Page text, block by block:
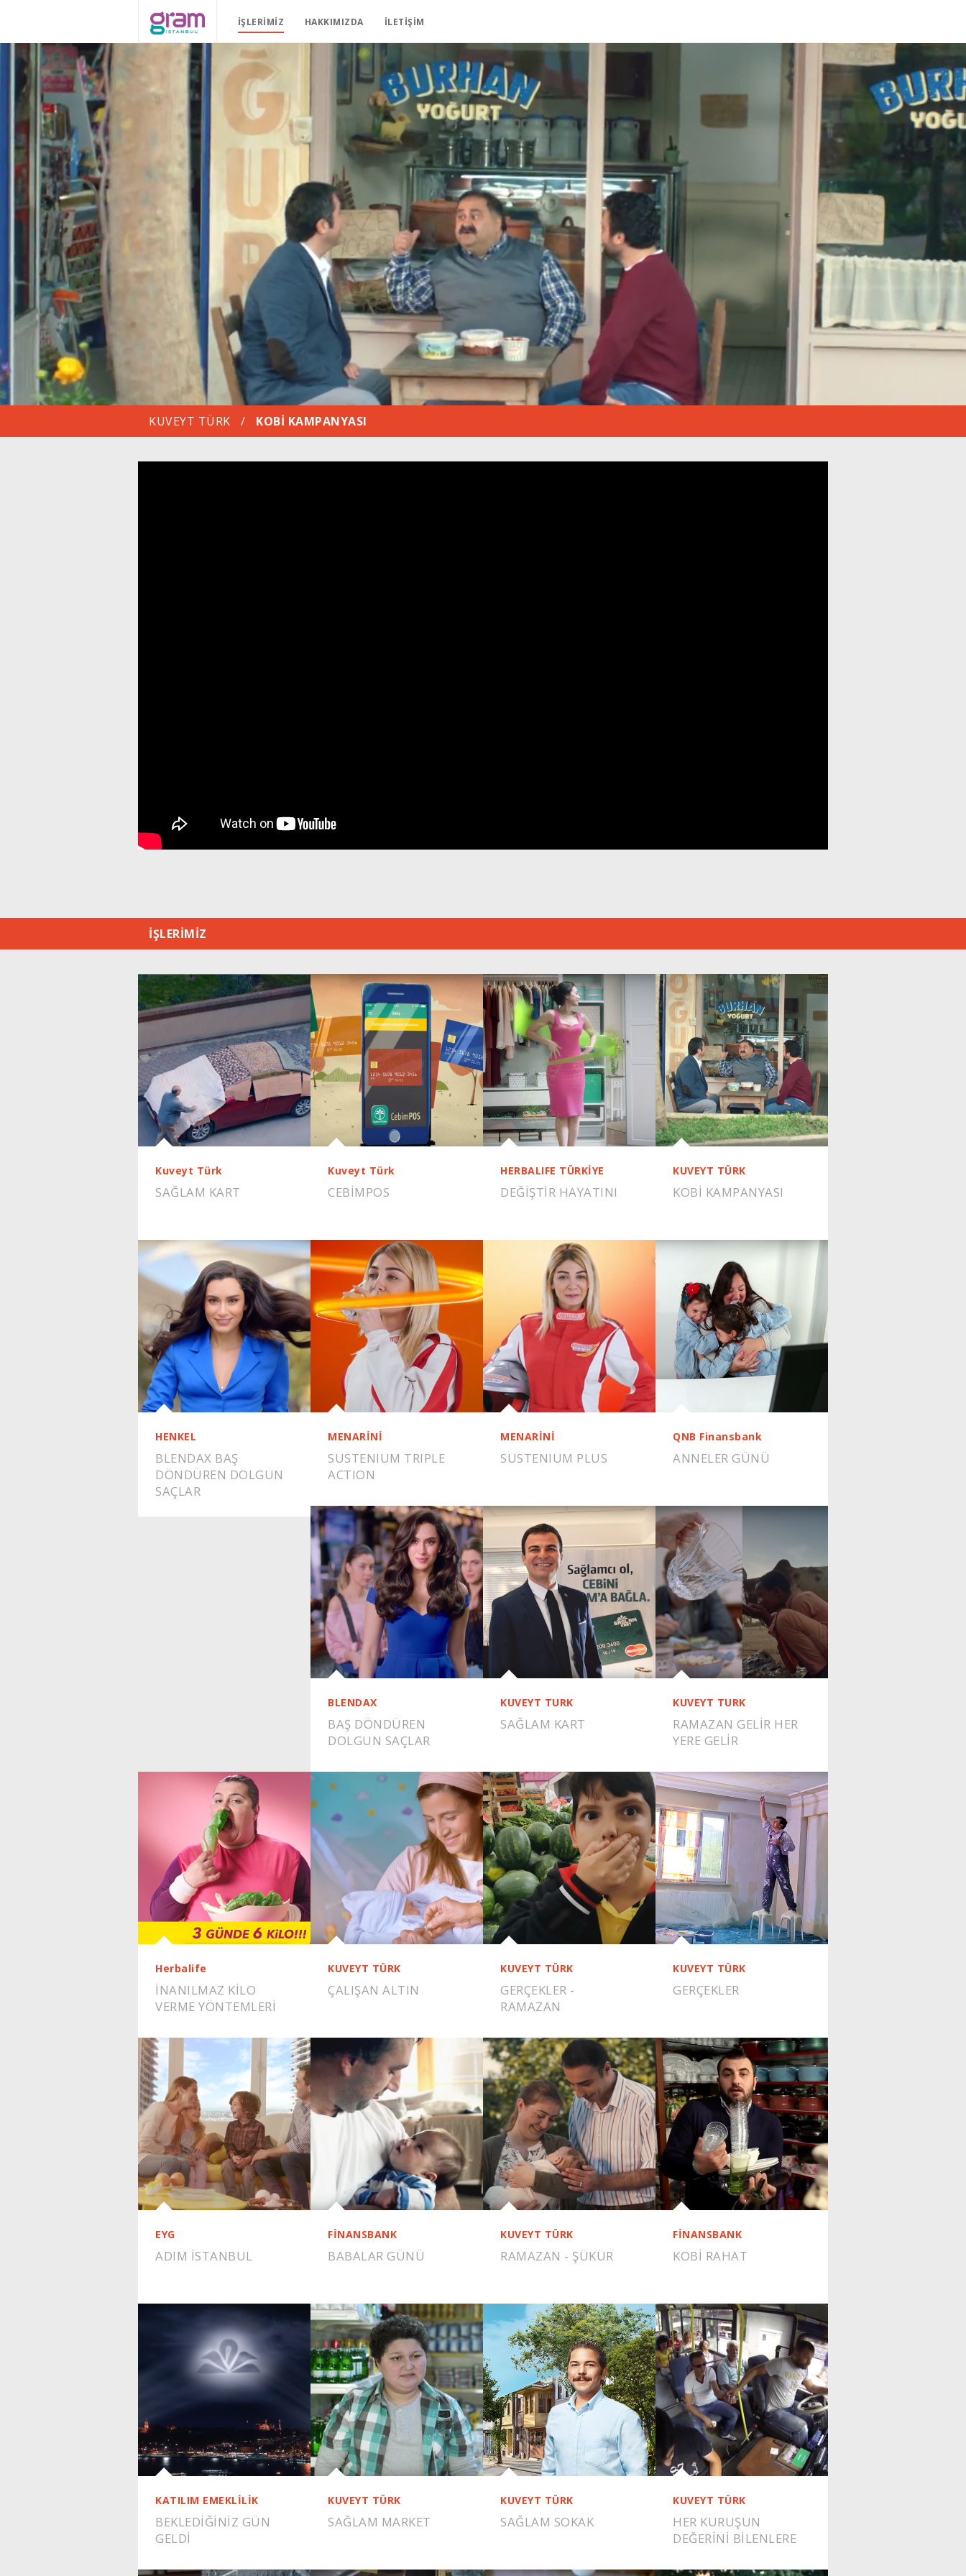
İŞLERIMIZ HAKKIMIZDA İLETIŞIM
KUVEYT TÜRK / KOBİ KAMPANYASI
İŞLERİMİZ
Kuveyt Türk
SAĞLAM KART
Kuveyt Türk
CEBIMPOS
HERBALIFE TÜRKİYE
DEĞİŞTİR HAYATINI
KUVEYT TÜRK
KOBİ KAMPANYASI
HENKEL
BLENDAX BAŞ
DÖNDÜREN DOLGUN
SAÇLAR
MENARİNİ
SUSTENIUM TRIPLE
ACTION
MENARİNİ
SUSTENIUM PLUS
QNB Finansbank
ANNELER GÜNÜ
BLENDAX
BAŞ DÖNDÜREN
DOLGUN SAÇLAR
KUVEYT TURK
SAĞLAM KART
KUVEYT TURK
RAMAZAN GELİR HER
YERE GELİR
Herbalife
İNANILMAZ KILO
VERME YÖNTEMLERI
KUVEYT TÜRK
ÇALIŞAN ALTIN
KUVEYT TÜRK
GERÇEKLER -
RAMAZAN
KUVEYT TÜRK
GERÇEKLER
EYG
ADIM İSTANBUL
FİNANSBANK
BABALAR GÜNÜ
KUVEYT TÜRK
RAMAZAN - ŞÜKÜR
FİNANSBANK
KOBI RAHAT
KATILIM EMEKLİLİK
BEKLEDİĞİNİZ GÜN
GELDİ
KUVEYT TÜRK
SAĞLAM MARKET
KUVEYT TÜRK
SAĞLAM SOKAK
KUVEYT TÜRK
HER KURUŞUN
DEĞERİNİ BİLENLERE